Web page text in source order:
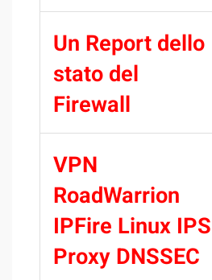
Un Report dello
stato del
Firewall
VPN
RoadWarrion
IPFire Linux IPS
Proxy DNSSEC